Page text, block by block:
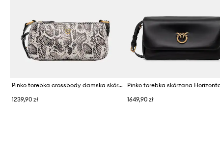
Pinko torebka crossbody damska skórzana
1239,90 zł
Pinko torebka skórzana
1649,90 zł